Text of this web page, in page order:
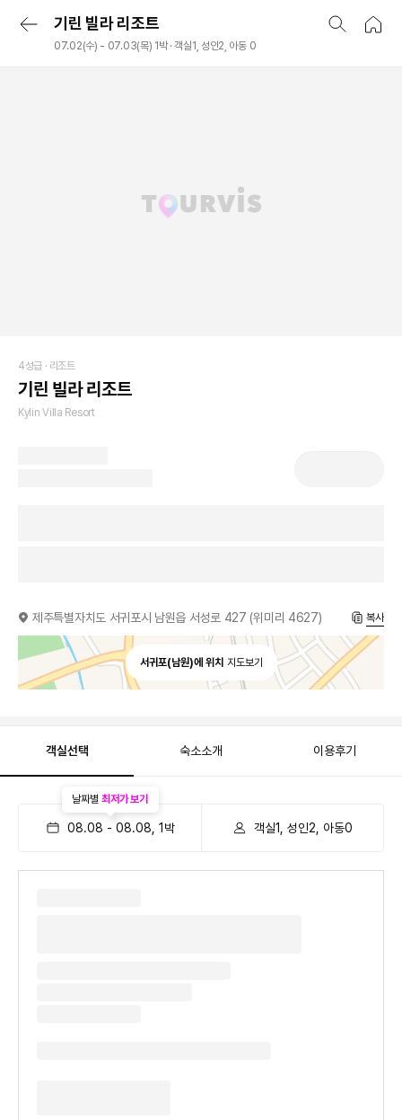
기린 빌라 리조트
07.02(수) - 07.03(목) 1박 · 객실1, 성인2, 아동 0
4성급 · 리조트
기린 빌라 리조트
Kylin Villa Resort
제주특별자치도 서귀포시 남원읍 서성로 427 (위미리 4627) 복사
서귀포(남원)에 위치 지도보기
객실선택 숙소소개 이용후기
08.08 - 08.08 1 박
날짜별 최저가 보기
객실1, 성인2, 아동0